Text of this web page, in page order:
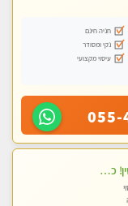
חניה חינם
נקי ומסודר
עיסוי מקצועי
055-
בנתניה -מומלץ לחלוטין! כל סוגי העיסויים מעסה מקצועית ואיכותית פרטי!!!